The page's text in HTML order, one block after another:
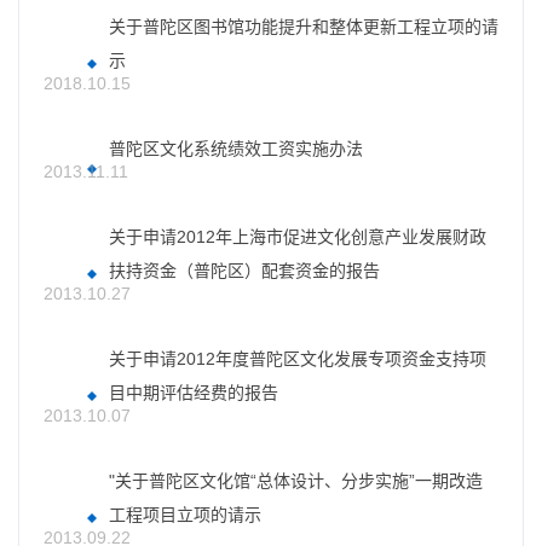
关于普陀区图书馆功能提升和整体更新工程立项的请
示
2018.10.15
普陀区文化系统绩效工资实施办法
2013.11.11
关于申请2012年上海市促进文化创意产业发展财政
扶持资金（普陀区）配套资金的报告
2013.10.27
关于申请2012年度普陀区文化发展专项资金支持项
目中期评估经费的报告
2013.10.07
"关于普陀区文化馆“总体设计、分步实施”一期改造
工程项目立项的请示
2013.09.22